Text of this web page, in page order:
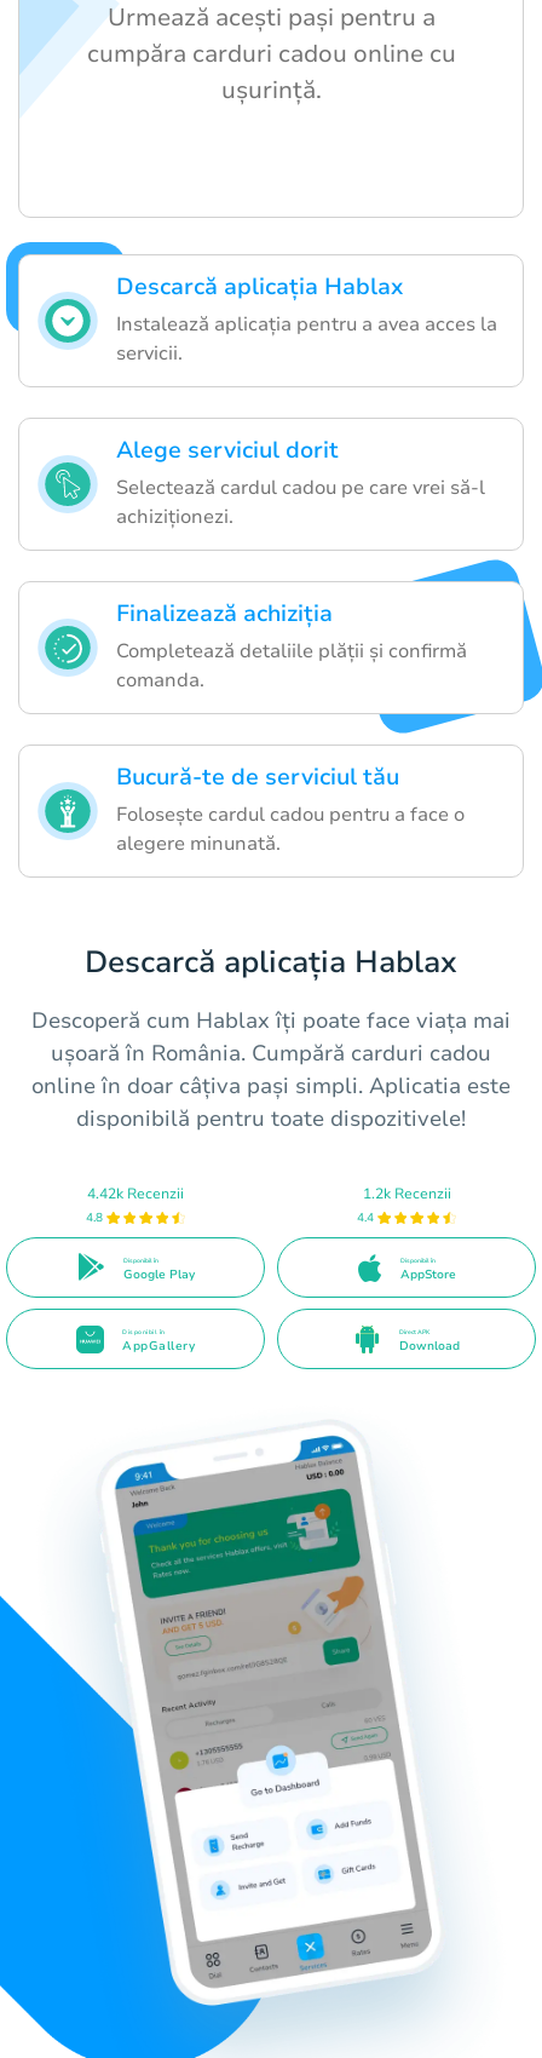
Descarcă aplicația Hablax
Instalează aplicația pentru a avea acces la
servicii.
Alege serviciul dorit
Selectează cardul cadou pe care vrei să-l
achiziționezi.
Finalizează achiziția
Completează detaliile plății și confirmă
comanda.
Bucură-te de serviciul tău
Folosește cardul cadou pentru a face o
alegere minunată.
Urmează acești pași pentru a
cumpăra carduri cadou online cu
ușurință.
Descarcă aplicația Hablax
Descoperă cum Hablax îți poate face viața mai
ușoară în România. Cumpără carduri cadou
online în doar câțiva pași simpli. Aplicatia este
disponibilă pentru toate dispozitivele!
4.42k Recenzii
4.8
Disponibil în
Google Play
1.2k Recenzii
4.4
Disponibil în
AppStore
Disponibil în
AppGallery
Direct APK
Download